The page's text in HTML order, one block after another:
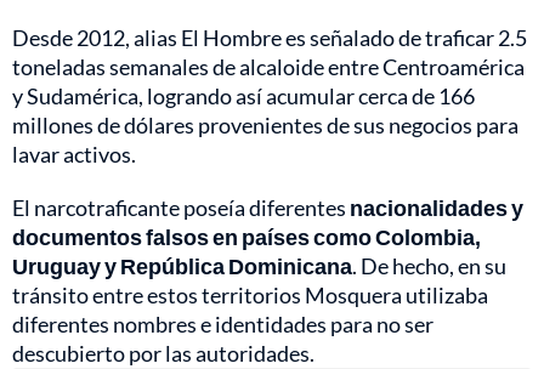
Desde 2012, alias El Hombre es señalado de traficar 2.5
toneladas semanales de alcaloide entre Centroamérica
y Sudamérica, logrando así acumular cerca de 166
millones de dólares provenientes de sus negocios para
lavar activos.
El narcotraficante poseía diferentes nacionalidades y
documentos falsos en países como Colombia,
Uruguay y República Dominicana. De hecho, en su
tránsito entre estos territorios Mosquera utilizaba
diferentes nombres e identidades para no ser
descubierto por las autoridades.